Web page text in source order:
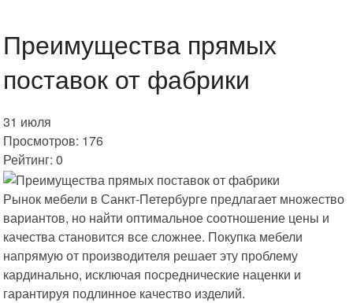
Преимущества прямых
поставок от фабрики
31 июля
Просмотров: 176
Рейтинг: 0
Рынок мебели в Санкт-Петербурге предлагает множество
вариантов, но найти оптимальное соотношение цены и
качества становится все сложнее. Покупка мебели
напрямую от производителя решает эту проблему
кардинально, исключая посреднические наценки и
гарантируя подлинное качество изделий.